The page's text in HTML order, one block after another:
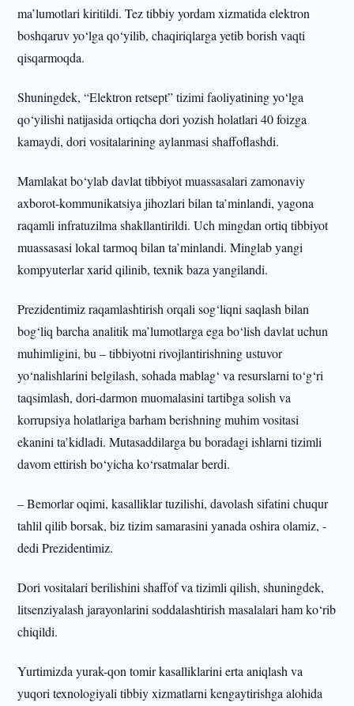
ma’lumotlari kiritildi. Tez tibbiy yordam xizmatida elektron
boshqaruv yo‘lga qo‘yilib, chaqiriqlarga yetib borish vaqti
qisqarmoqda.
Shuningdek, “Elektron retsept” tizimi faoliyatining yo‘lga
qo‘yilishi natijasida ortiqcha dori yozish holatlari 40 foizga
kamaydi, dori vositalarining aylanmasi shaffoflashdi.
Mamlakat bo‘ylab davlat tibbiyot muassasalari zamonaviy
axborot-kommunikatsiya jihozlari bilan ta’minlandi, yagona
raqamli infratuzilma shakllantirildi. Uch mingdan ortiq tibbiyot
muassasasi lokal tarmoq bilan ta’minlandi. Minglab yangi
kompyuterlar xarid qilinib, texnik baza yangilandi.
Prezidentimiz raqamlashtirish orqali sog‘liqni saqlash bilan
bog‘liq barcha analitik ma’lumotlarga ega bo‘lish davlat uchun
muhimligini, bu – tibbiyotni rivojlantirishning ustuvor
yo‘nalishlarini belgilash, sohada mablag‘ va resurslarni to‘g‘ri
taqsimlash, dori-darmon muomalasini tartibga solish va
korrupsiya holatlariga barham berishning muhim vositasi
ekanini ta’kidladi. Mutasaddilarga bu boradagi ishlarni tizimli
davom ettirish bo‘yicha ko‘rsatmalar berdi.
– Bemorlar oqimi, kasalliklar tuzilishi, davolash sifatini chuqur
tahlil qilib borsak, biz tizim samarasini yanada oshira olamiz, -
dedi Prezidentimiz.
Dori vositalari berilishini shaffof va tizimli qilish, shuningdek,
litsenziyalash jarayonlarini soddalashtirish masalalari ham ko‘rib
chiqildi.
Yurtimizda yurak-qon tomir kasalliklarini erta aniqlash va
yuqori texnologiyali tibbiy xizmatlarni kengaytirishga alohida